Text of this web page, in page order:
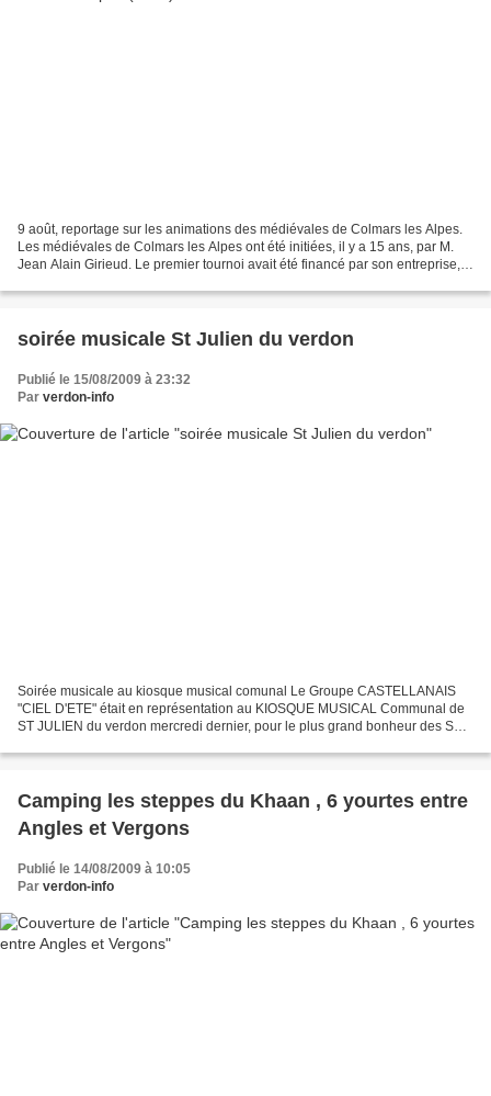
9 août, reportage sur les animations des médiévales de Colmars les Alpes.
Les médiévales de Colmars les Alpes ont été initiées, il y a 15 ans, par M.
Jean Alain Girieud. Le premier tournoi avait été financé par son entreprise,
soirée musicale St Julien du verdon
Publié le 15/08/2009 à 23:32
Par verdon-info
Soirée musicale au kiosque musical comunal Le Groupe CASTELLANAIS
"CIEL D'ETE" était en représentation au KIOSQUE MUSICAL Communal de
ST JULIEN du verdon mercredi dernier, pour le plus grand bonheur des ST
Camping les steppes du Khaan , 6 yourtes entre
Angles et Vergons
Publié le 14/08/2009 à 10:05
Par verdon-info